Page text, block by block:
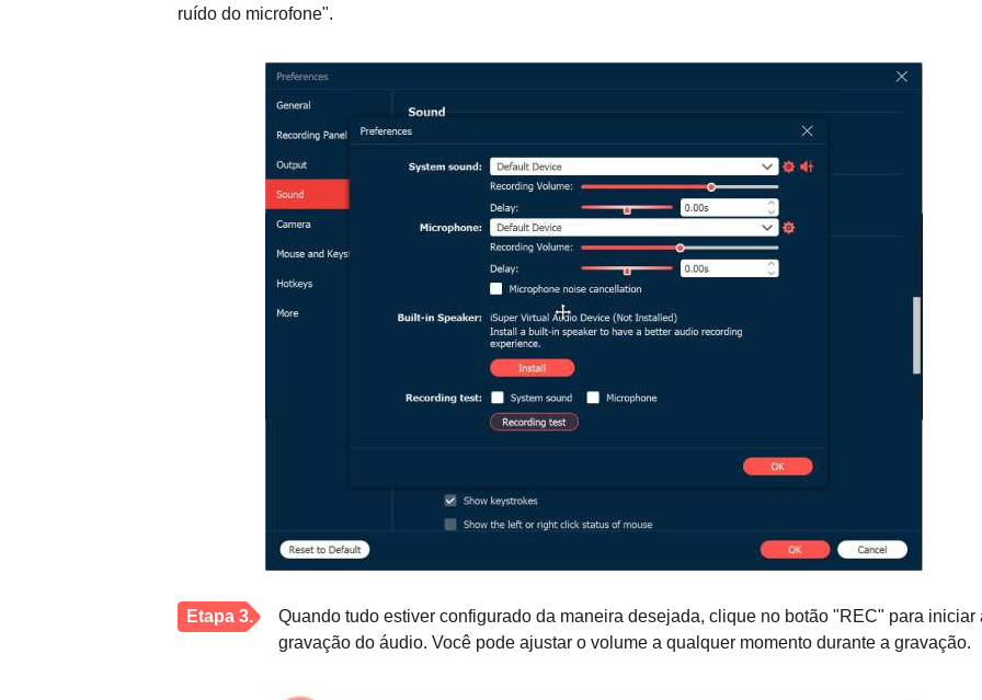
ruído do microfone".
Etapa 3.
Quando tudo estiver configurado da maneira desejada, clique no botão "REC" para iniciar
gravação do áudio. Você pode ajustar o volume a qualquer momento durante a gravação.